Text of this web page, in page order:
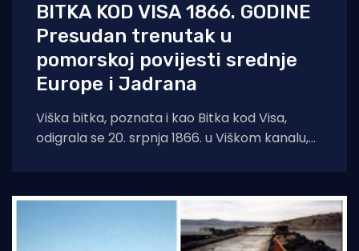
BITKA KOD VISA 1866. GODINE
Presudan trenutak u
pomorskoj povijesti srednje
Europe i Jadrana
Viška bitka, poznata i kao Bitka kod Visa,
odigrala se 20. srpnja 1866. u Viškom kanalu,